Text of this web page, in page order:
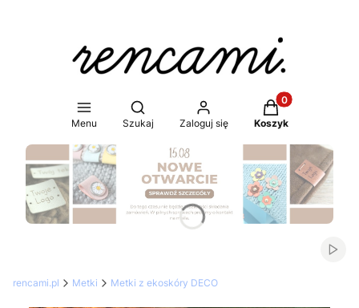
Menu
Otwórz wyszukiwarkę
Szukaj Zaloguj się
Produkty w
Koszyk
Naciśnij Enter lub spację, aby otworzyć stronę.
rencami.pl Metki Metki z ekoskóry DECO